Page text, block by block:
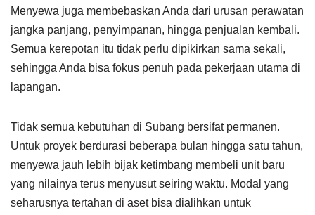
Menyewa juga membebaskan Anda dari urusan perawatan
jangka panjang, penyimpanan, hingga penjualan kembali.
Semua kerepotan itu tidak perlu dipikirkan sama sekali,
sehingga Anda bisa fokus penuh pada pekerjaan utama di
lapangan.
Tidak semua kebutuhan di Subang bersifat permanen.
Untuk proyek berdurasi beberapa bulan hingga satu tahun,
menyewa jauh lebih bijak ketimbang membeli unit baru
yang nilainya terus menyusut seiring waktu. Modal yang
seharusnya tertahan di aset bisa dialihkan untuk